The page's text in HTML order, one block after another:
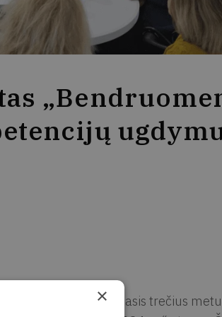
prasidėjo pirmasis trečius
×